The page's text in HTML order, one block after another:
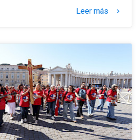
Leer más keyboard_arrow_right